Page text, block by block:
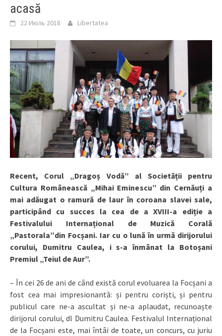
acasă
22 Июль 2018 Libertatea
Recent, Corul „Dragoș Vodă” al Societății pentru
Cultura Românească „Mihai Eminescu” din Cernăuți a
mai adăugat o ramură de laur în coroana slavei sale,
participând cu succes la cea de a XVIII-a ediție a
Festivalului Internațional de Muzică Corală
„Pastorala”din Focșani. Iar cu o lună în urmă dirijorului
corului, Dumitru Caulea, i s-a înmânat la Botoșani
Premiul „Teiul de Aur”.
– În cei 26 de ani de când există corul evoluarea la Focșani a
fost cea mai impresionantă: și pentru coriști, și pentru
publicul care ne-a ascultat și ne-a aplaudat, recunoaște
dirijorul corului, dl Dumitru Caulea. Festivalul Internațional
de la Focșani este, mai întâi de toate, un concurs, cu juriu